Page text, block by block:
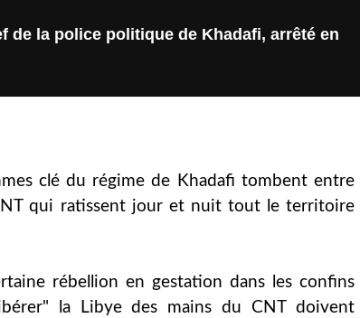
de la police politique de Khadafi, arrêté en
clé du régime de Khadafi tombent entre
qui ratissent jour et nuit tout le territoire
rébellion en gestation dans les confins
la Libye des mains du CNT doivent